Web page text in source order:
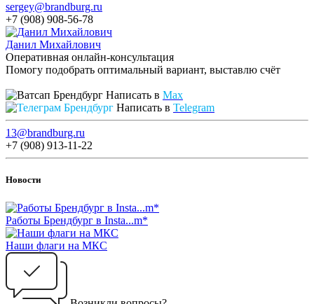
sergey@brandburg.ru
+7 (908) 908-56-78
Данил Михайлович
Оперативная онлайн-консультация
Помогу подобрать оптимальный вариант, выставлю счёт
Написать в Max
Написать в Telegram
13@brandburg.ru
+7 (908) 913-11-22
Новости
Работы Брендбург в Insta...m*
Наши флаги на МКС